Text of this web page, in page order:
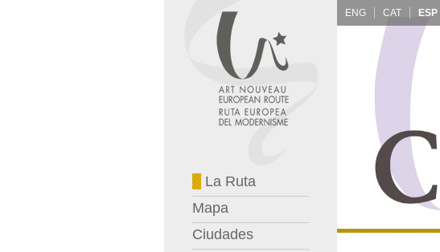
La Ruta
Mapa
Ciudades
ENG CAT ESP